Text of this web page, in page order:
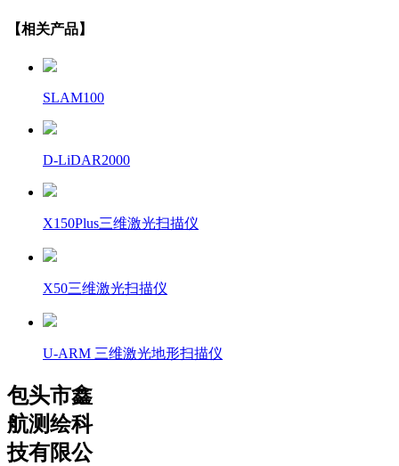
【相关产品】
SLAM100
D-LiDAR2000
X150Plus三维激光扫描仪
X50三维激光扫描仪
U-ARM 三维激光地形扫描仪
包头市鑫
航测绘科
技有限公